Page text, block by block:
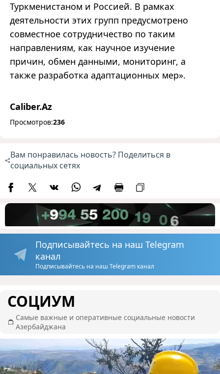
Туркменистаном и Россией. В рамках
деятельности этих групп предусмотрено
совместное сотрудничество по таким
направлениям, как научное изучение
причин, обмен данными, мониторинг, а
также разработка адаптационных мер».
Caliber.Az
Просмотров:236
Вам понравилась новость? Поделиться в
социальных сетях
Подписывайтесь на наш Telegram
канал
Подписывайтесь на наш Telegram канал
СОЦИУМ
Самые важные и оперативные социальные новости
Азербайджана